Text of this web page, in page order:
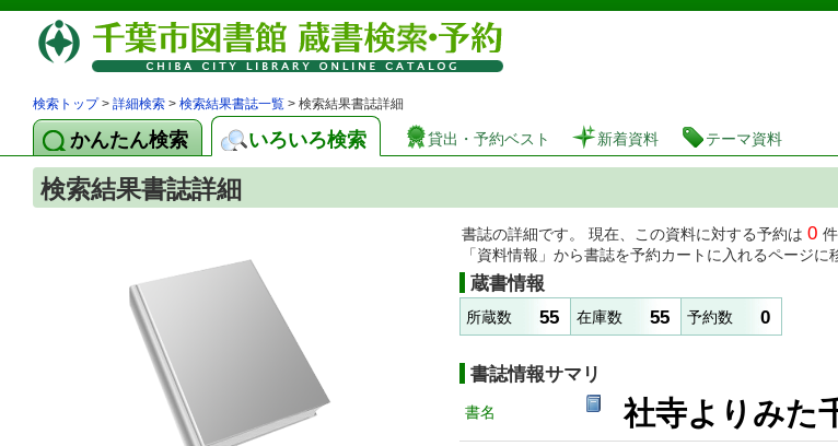
図書館 蔵書検索・予約システム
検索トップ> 詳細検索 > 検索結果書誌一覧 > 検索結果書誌詳細
かんたん検索 いろいろ検索 貸出・予約ベスト 新着資料 テーマ資料
検索結果書誌詳細
書誌の詳細です。 現在、この資料に対する予約は 0
「資料情報」から書誌を予約カートに入れるページに
蔵書情報
所蔵数 55 在庫数 55 予約数 0
書誌情報サマリ
書名 社寺よりみた